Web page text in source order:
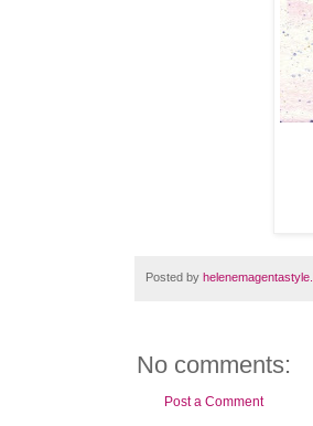
Posted by
No comments:
Post a Comment